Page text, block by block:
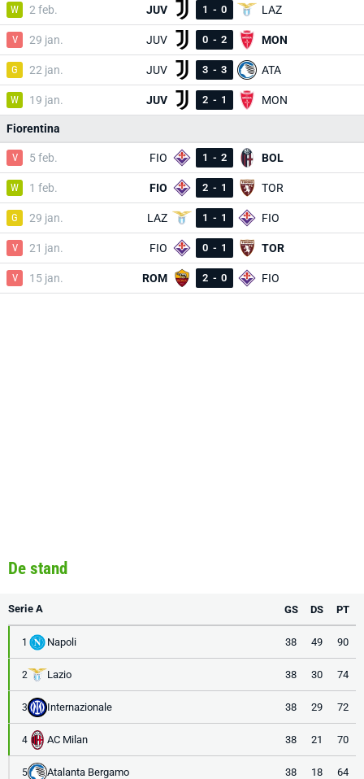
W 2 feb. JUV 1 - 0 LAZ
V 29 jan. JUV 0 - 2 MON
G 22 jan. JUV 3 - 3 ATA
W 19 jan. JUV 2 - 1 MON
Fiorentina
V 5 feb. FIO 1 - 2 BOL
W 1 feb. FIO 2 - 1 TOR
G 29 jan. LAZ 1 - 1 FIO
V 21 jan. FIO 0 - 1 TOR
V 15 jan. ROM 2 - 0 FIO
De stand
Serie A GS DS PT
1 Napoli 38 49 90
2 Lazio 38 30 74
3 Internazionale 38 29 72
4 AC Milan 38 21 70
5 Atalanta Bergamo 38 18 64